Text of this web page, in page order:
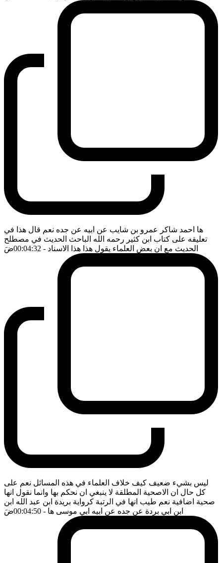
ها احمد شاكر عمرو بن شايب عن ابيه عن جده نعم قال هذا في
تعليقه على كتاب ابن كثير رحمه الله الباحث الحديث في مصطلح
الحديث مع ان بعض العلماء يقول هذا هذا الاسناد - 00:04:32 ضَ
ليس بشيء ضعيف كيف خلاف العلماء في هذه المسائل نعم على
كل حال ان الاصحية المطلقة لا ينبغي ان نحكم بها وانما نقول انها
صحية اضافية نعم طيب انها في الرتبة كرواية بريدة ابن عبد الله ابن
ابن ابي بردة عن جده عن ابيه ابي موسى ها - 00:04:50 ضَ